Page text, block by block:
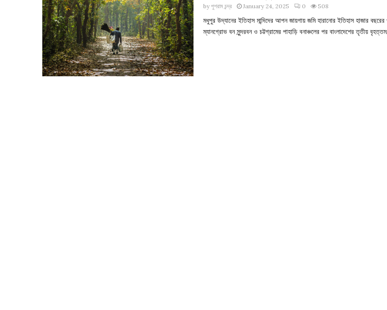
byপুশরাম চন্দ্র January 24, 2025 0 508
মধুপুর উদ্যানের ইতিহাস মান্দিদের আপন জায়গায় জমি হারানোর ইতিহাস হাজার
ম্যানগ্রোভ বন সুন্দরবন ও চট্টগ্রামের পাহাড়ি বনাঞ্চলের পর বাংলাদেশের তৃতীয়